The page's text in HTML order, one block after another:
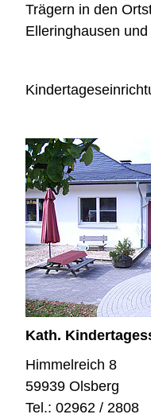
Trägern in den
Elleringhausen
Kath.
Himmelreich 8
59939 Olsberg
Tel.: 02962 / 2808